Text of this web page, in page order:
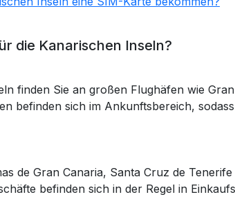
die Kanarischen Inseln?
finden Sie an großen Flughäfen wie
befinden sich im Ankunftsbereich,
de Gran Canaria, Santa Cruz de
befinden sich in der Regel in